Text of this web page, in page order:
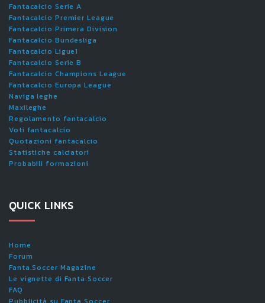
Fantacalcio Serie A
Fantacalcio Premier League
Fantacalcio Primera Division
Fantacalcio Bundesliga
Fantacalcio Ligue1
Fantacalcio Serie B
Fantacalcio Champions League
Fantacalcio Europa League
Naviga leghe
Maxileghe
Regolamento fantacalcio
Voti fantacalcio
Quotazioni fantacalcio
Statistiche calciatori
Probabili formazioni
QUICK LINKS
Home
Forum
Fanta.Soccer Magazine
Le vignette di Fanta.Soccer
FAQ